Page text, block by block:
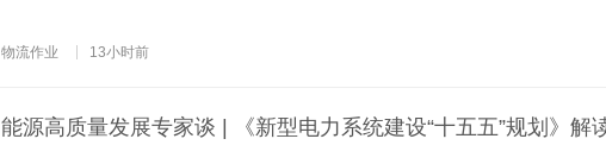
物流作业 13小时前
能源高质量发展专家谈 | 《新型电力系统建设“十五五”规划》解